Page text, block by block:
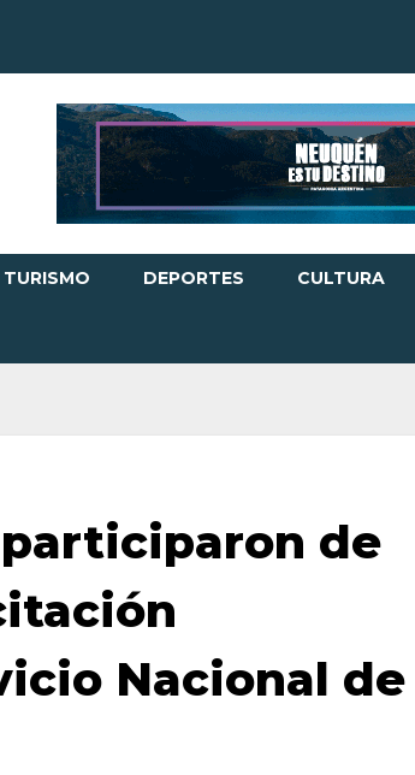
TURISMO DEPORTES CULTURA
de
Nacional de